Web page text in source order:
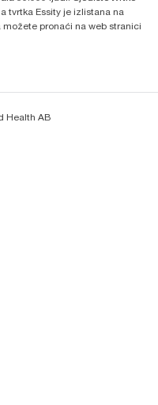
tvrtka Essity je izlistana na
pronaći na web stranici
Health AB